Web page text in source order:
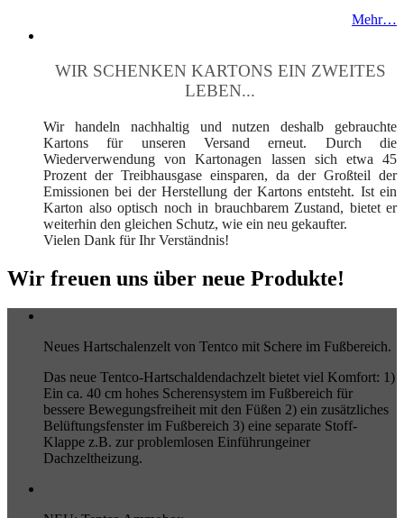
Mehr…
WIR SCHENKEN KARTONS EIN ZWEITES
LEBEN...
Wir handeln nachhaltig und nutzen deshalb gebrauchte
Kartons für unseren Versand erneut. Durch die
Wiederverwendung von Kartonagen lassen sich etwa 45
Prozent der Treibhausgase einsparen, da der Großteil der
Emissionen bei der Herstellung der Kartons entsteht. Ist ein
Karton also optisch noch in brauchbarem Zustand, bietet er
weiterhin den gleichen Schutz, wie ein neu gekaufter.
Vielen Dank für Ihr Verständnis!
Wir freuen uns über neue Produkte!
Neues Hartschalenzelt von Tentco mit Schere im Fußbereich.
Das neue Tentco-Hartschaldendachzelt bietet viel Komfort: 1)
Ein ca. 40 cm hohes Scherensystem im Fußbereich für
bessere Bewegungsfreiheit mit den Füßen 2) ein zusätzliches
Belüftungsfenster im Fußbereich 3) eine separate Stoff-
Klappe z.B. zur problemlosen Einführungeiner
Dachzeltheizung.